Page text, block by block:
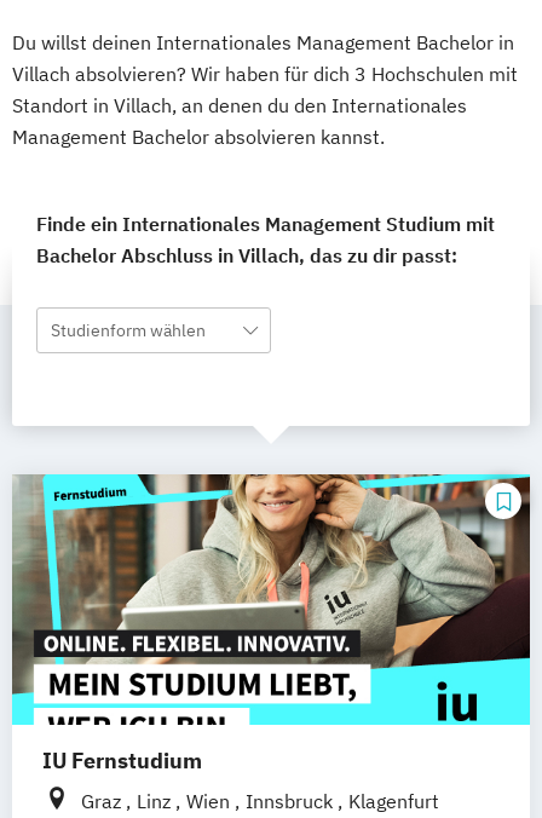
Du willst deinen Internationales Management Bachelor in
Villach absolvieren? Wir haben für dich 3 Hochschulen mit
Standort in Villach, an denen du den Internationales
Management Bachelor absolvieren kannst.
Finde ein Internationales Management Studium mit
Bachelor Abschluss in Villach, das zu dir passt:
Studienform wählen
IU Fernstudium
Graz Linz Wien Innsbruck
Klagenfurt